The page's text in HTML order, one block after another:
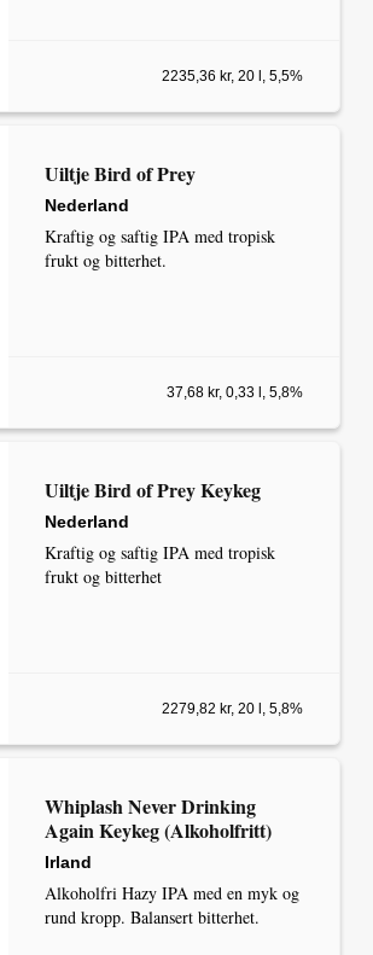
2235,36 kr, 20 l, 5,5%
Uiltje Bird of Prey
Nederland
Kraftig og saftig IPA med tropisk
frukt og bitterhet.
37,68 kr, 0,33 l, 5,8%
Uiltje Bird of Prey Keykeg
Nederland
Kraftig og saftig IPA med tropisk
frukt og bitterhet
2279,82 kr, 20 l, 5,8%
Whiplash Never Drinking
Again Keykeg (Alkoholfritt)
Irland
Alkoholfri Hazy IPA med en myk og
rund kropp. Balansert bitterhet.